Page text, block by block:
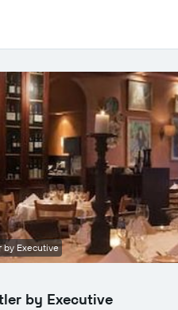
by Executive
by Executive